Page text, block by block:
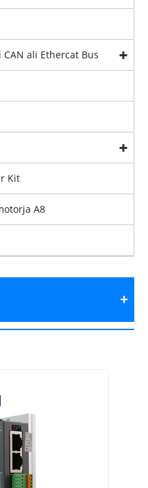
ali Ethercat Bus
Kit
A8